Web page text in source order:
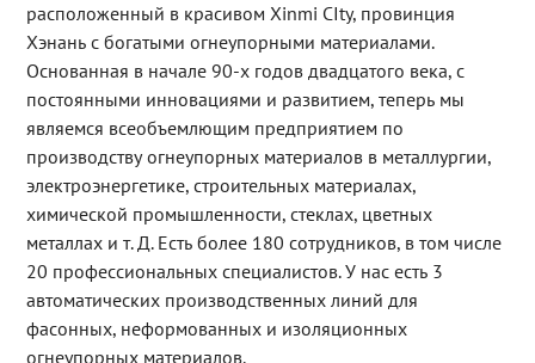
расположенный в красивом Xinmi CIty, провинция
Хэнань с богатыми огнеупорными материалами.
Основанная в начале 90-х годов двадцатого века, с
постоянными инновациями и развитием, теперь мы
являемся всеобъемлющим предприятием по
производству огнеупорных материалов в металлургии,
электроэнергетике, строительных материалах,
химической промышленности, стеклах, цветных
металлах и т. Д. Есть более 180 сотрудников, в том числе
20 профессиональных специалистов. У нас есть 3
автоматических производственных линий для
фасонных, неформованных и изоляционных
огнеупорных материалов.